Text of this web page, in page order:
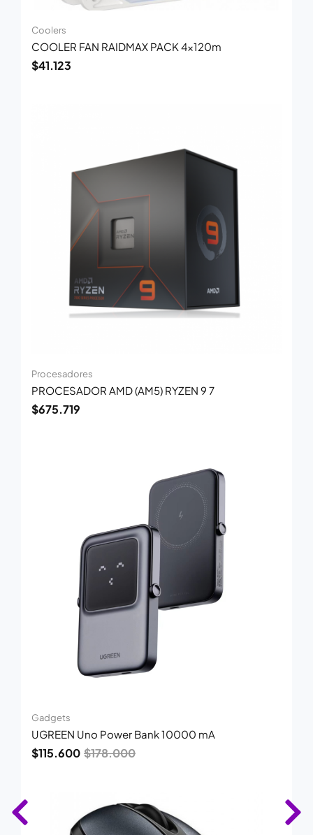
Coolers
COOLER FAN RAIDMAX PACK 4x120m
$41.123
Procesadores
PROCESADOR AMD (AM5) RYZEN 9 7
$675.719
Gadgets
UGREEN Uno Power Bank 10000 mA
$178.000
$115.600